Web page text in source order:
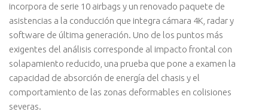
incorpora de serie 10 airbags y un renovado paquete de
asistencias a la conducción que integra cámara 4K, radar y
software de última generación. Uno de los puntos más
exigentes del análisis corresponde al impacto frontal con
solapamiento reducido, una prueba que pone a examen la
capacidad de absorción de energía del chasis y el
comportamiento de las zonas deformables en colisiones
severas.